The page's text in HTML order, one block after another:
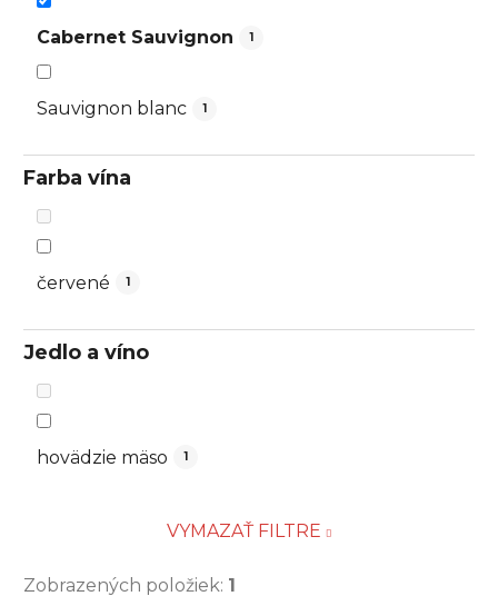
Cabernet Sauvignon 1
Sauvignon blanc 1
Farba vína
červené 1
Jedlo a víno
hovädzie mäso 1
VYMAZAŤ FILTRE
Zobrazených položiek: 1